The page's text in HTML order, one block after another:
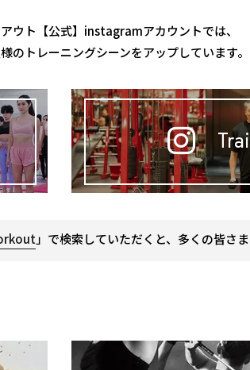
ウト【公式】instagramアカウントでは、
のトレーニングシーンをアップしています。
」で検索していただくと、多くの皆さ